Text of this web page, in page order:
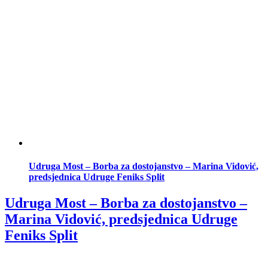
Udruga Most – Borba za dostojanstvo – Marina Vidović,
predsjednica Udruge Feniks Split
Udruga Most – Borba za dostojanstvo –
Marina Vidović, predsjednica Udruge
Feniks Split